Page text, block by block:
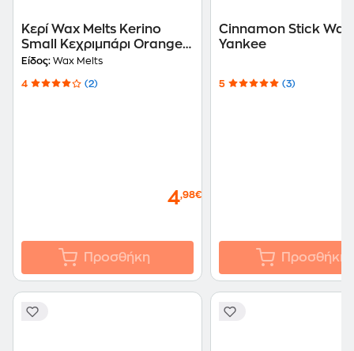
Κερί Wax Melts Kerino
Small Κεχριμπάρι Orange
(25 Τεμάχια)
Είδος: Wax Melts
4 (2)
4,98€
Προσθήκη
Cinnamon Stick Wax
Yankee
5 (3)
Προσθήκη